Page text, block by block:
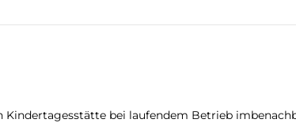
Kindertagesstätte bei laufendem Betrieb